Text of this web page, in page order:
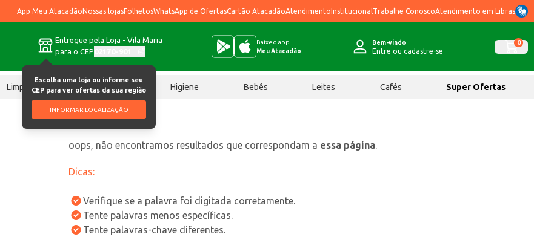
App Meu AtacadãoNossas lojasFolhetosWhatsApp de OfertasCartão AtacadãoAtendimentoInstitucional Trabalhe ConoscoAtendimento em Libras
Entregue pela Loja - Vila Maria
para o CEP
Escolha uma loja ou informe seu
CEP para ver ofertas da sua região
INFORMAR LOCALIZAÇÃO
Baixe o app
Meu Atacadão
Bem-vindo
Entre ou cadastre-se
0
Limpeza Chocolates Higiene Bebês Leites Cafés Super Ofertas
oops, não encontramos resultados que correspondam a essa página.
Dicas:
Verifique se a palavra foi digitada corretamente.
Tente palavras menos específicas.
Tente palavras-chave diferentes.